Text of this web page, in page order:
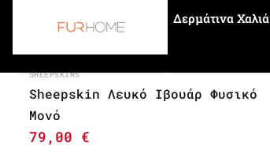
Δερμάτινα Χαλιά
Αρχική σελίδα sheepskin rugs
SHEEPSKINS
Sheepskin Λευκό Ιβουάρ Φυσικό
Μονό
79,00 €